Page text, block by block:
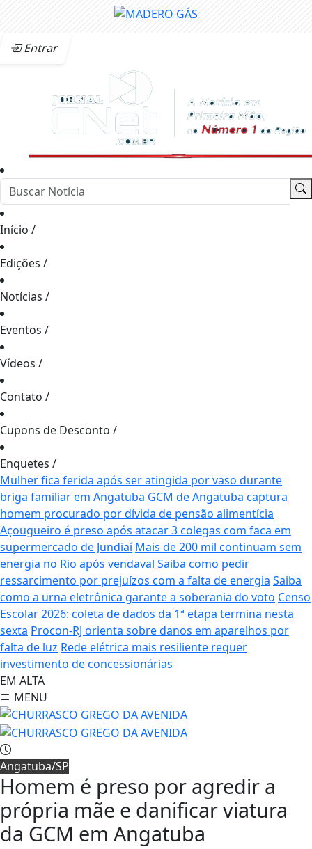
Entrar
Início /
Edições /
Notícias /
Eventos /
Vídeos /
Contato /
Cupons de Desconto /
Enquetes /
Mulher fica ferida após ser atingida por vaso durante
briga familiar em Angatuba GCM de Angatuba captura
homem procurado por dívida de pensão alimentícia
Açougueiro é preso após atacar 3 colegas com faca em
supermercado de Jundiaí Mais de 200 mil continuam sem
energia no Rio após vendaval Saiba como pedir
ressarcimento por prejuízos com a falta de energia Saiba
como a urna eletrônica garante a soberania do voto Censo
Escolar 2026: coleta de dados da 1ª etapa termina nesta
sexta Procon-RJ orienta sobre danos em aparelhos por
falta de luz Rede elétrica mais resiliente requer
investimento de concessionárias
EM ALTA
MENU
Angatuba/SP
Homem é preso por agredir a
própria mãe e danificar viatura
da GCM em Angatuba